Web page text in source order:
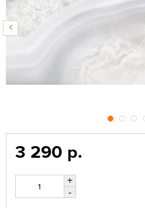
3 290 р.
+
-